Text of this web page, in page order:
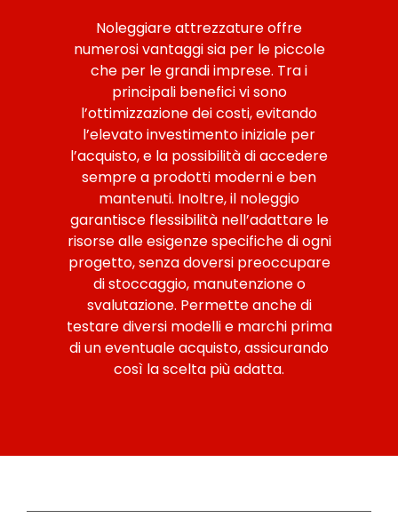
Noleggiare attrezzature offre
numerosi vantaggi sia per le piccole
che per le grandi imprese. Tra i
principali benefici vi sono
l’ottimizzazione dei costi, evitando
l’elevato investimento iniziale per
l’acquisto, e la possibilità di accedere
sempre a prodotti moderni e ben
mantenuti. Inoltre, il noleggio
garantisce flessibilità nell’adattare le
risorse alle esigenze specifiche di ogni
progetto, senza doversi preoccupare
di stoccaggio, manutenzione o
svalutazione. Permette anche di
testare diversi modelli e marchi prima
di un eventuale acquisto, assicurando
così la scelta più adatta.